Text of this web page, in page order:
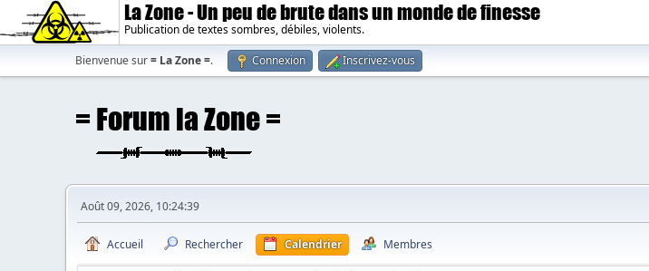
La Zone - Un peu de brute dans un monde de finesse
Publication de textes sombres, débiles, violents.
Bienvenue sur= La Zone =. Connexion Inscrivez-vous
Août 09, 2026, 10:24:39
Accueil Rechercher Calendrier Membres